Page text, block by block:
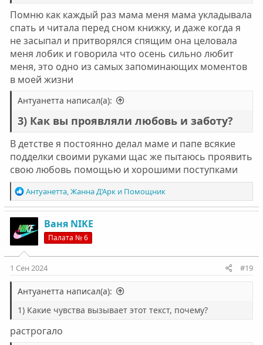
Помню как каждый раз мама меня мама укладывала
спать и читала перед сном книжку, и даже когда я
не засыпал и притворялся спящим она целовала
меня лобик и говорила что осень сильно любит
меня, это одно из самых запоминающих моментов
в моей жизни
Антуанетта написал(а):
3) Как вы проявляли любовь и заботу?
В детстве я постоянно делал маме и папе всякие
подделки своими руками щас же пытаюсь проявить
свою любовь помощью и хорошими поступками
Р
е
а
к
ц
и
и
:
Антуанетта,Жанна Д’Арки Помощник
Ваня NIKE
Палата № 6
1 Сен 2024 #19
Антуанетта написал(а):
1) Какие чувства вызывает этот текст, почему?
растрогало